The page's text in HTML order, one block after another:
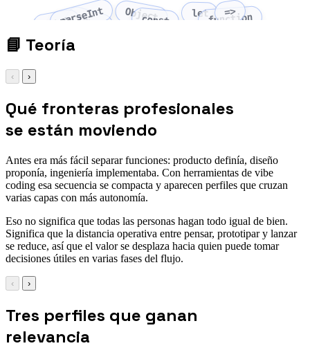
fetch
parseInt
Array Object
const letfunction
=>
📘 Teoría
‹ ›
Qué fronteras profesionales
se están moviendo
Antes era más fácil separar funciones: producto definía, diseño
proponía, ingeniería implementaba. Con herramientas de vibe
coding esa secuencia se compacta y aparecen perfiles que cruzan
varias capas con más autonomía.
Eso no significa que todas las personas hagan todo igual de bien.
Significa que la distancia operativa entre pensar, prototipar y lanzar
se reduce, así que el valor se desplaza hacia quien puede tomar
decisiones útiles en varias fases del flujo.
‹ ›
Tres perfiles que ganan
relevancia